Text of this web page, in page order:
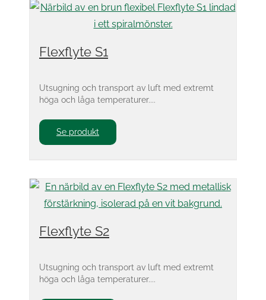
Flexflyte S1
Utsugning och transport av luft med extremt
höga och låga temperaturer....
Se produkt
Flexflyte S2
Utsugning och transport av luft med extremt
höga och låga temperaturer....